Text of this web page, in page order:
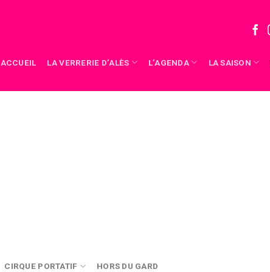
ACCUEIL LA VERRERIE D’ALÈS L’AGENDA LA SAISON
CIRQUE PORTATIF HORS DU GARD